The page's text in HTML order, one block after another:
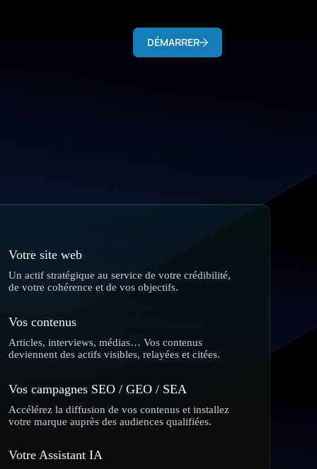
DÉMARRER
Votre site web
Un actif stratégique au service de votre crédibilité,
de votre cohérence et de vos objectifs.
Vos contenus
Articles, interviews, médias… Vos contenus
deviennent des actifs visibles, relayées et citées.
Vos campagnes SEO / GEO / SEA
Accélérez la diffusion de vos contenus et installez
votre marque auprès des audiences qualifiées.
Votre Assistant IA